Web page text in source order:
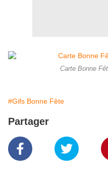
Carte Bonne
#Gifs Bonne Fête
Partager